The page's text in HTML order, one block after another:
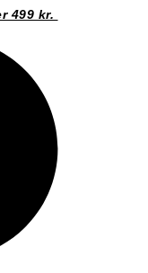
499 kr.